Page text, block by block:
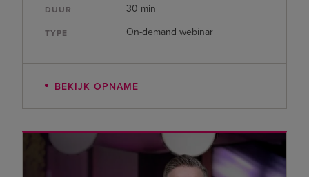
DUUR 30 min
TYPE On-demand webinar
BEKIJK OPNAME